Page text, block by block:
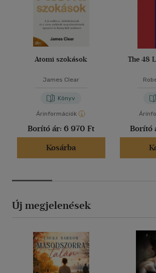
Atomi szokások
James Clear
Könyv
Árinformációk
Borító ár: 6 970 Ft
Kosárba
The 48
Borító
Új megjelenések